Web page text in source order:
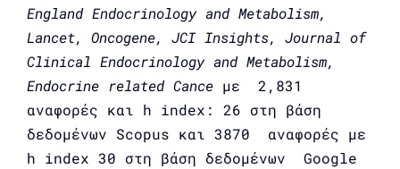
England Endocrinology and Metabolism,
Lancet, Oncogene, JCI Insights, Journal of
Clinical Endocrinology and Metabolism,
Endocrine related Cance με 2,831
αναφορές και h index: 26 στη βάση
δεδομένων Scopus και 3870 αναφορές με
h index 30 στη βάση δεδομένων Google